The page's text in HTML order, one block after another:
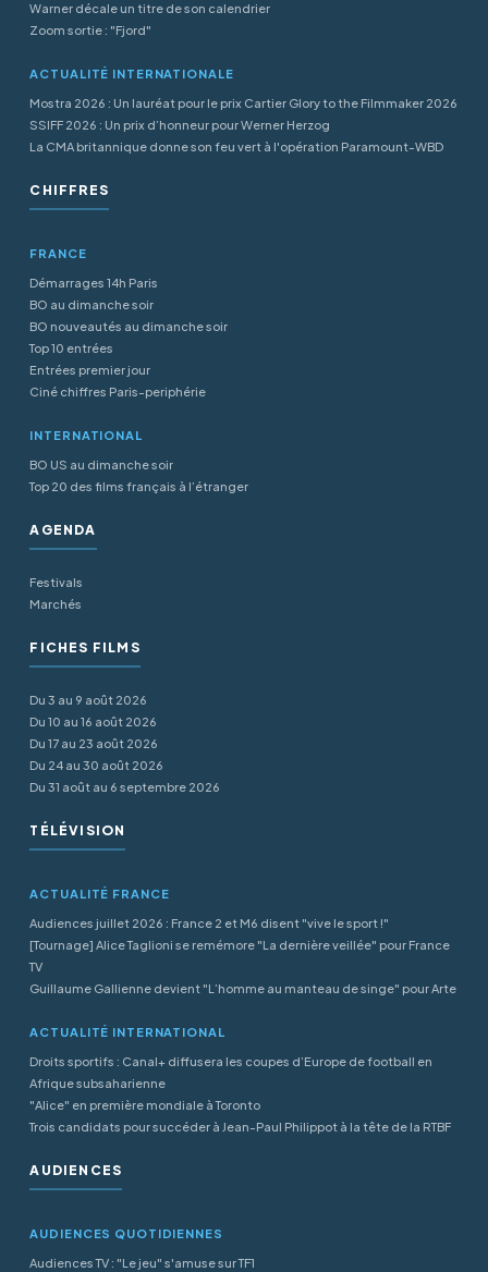
Warner décale un titre de son calendrier
Zoom sortie : "Fjord"
ACTUALITÉ INTERNATIONALE
Mostra 2026 : Un lauréat pour le prix Cartier Glory to the Filmmaker 2026
SSIFF 2026 : Un prix d’honneur pour Werner Herzog
La CMA britannique donne son feu vert à l'opération Paramount-WBD
CHIFFRES
FRANCE
Démarrages 14h Paris
BO au dimanche soir
BO nouveautés au dimanche soir
Top 10 entrées
Entrées premier jour
Ciné chiffres Paris-periphérie
INTERNATIONAL
BO US au dimanche soir
Top 20 des films français à l’étranger
AGENDA
Festivals
Marchés
FICHES FILMS
Du 3 au 9 août 2026
Du 10 au 16 août 2026
Du 17 au 23 août 2026
Du 24 au 30 août 2026
Du 31 août au 6 septembre 2026
TÉLÉVISION
ACTUALITÉ FRANCE
Audiences juillet 2026 : France 2 et M6 disent "vive le sport !"
[Tournage] Alice Taglioni se remémore "La dernière veillée" pour France
TV
Guillaume Gallienne devient "L’homme au manteau de singe" pour Arte
ACTUALITÉ INTERNATIONAL
Droits sportifs : Canal+ diffusera les coupes d’Europe de football en
Afrique subsaharienne
"Alice" en première mondiale à Toronto
Trois candidats pour succéder à Jean-Paul Philippot à la tête de la RTBF
AUDIENCES
AUDIENCES QUOTIDIENNES
Audiences TV : "Le jeu" s'amuse sur TF1